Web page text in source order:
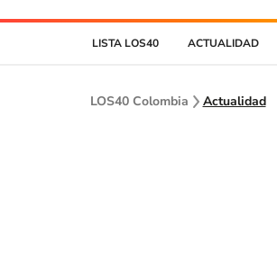
LISTA LOS40 ACTUALIDAD
LOS40 Colombia Actualidad